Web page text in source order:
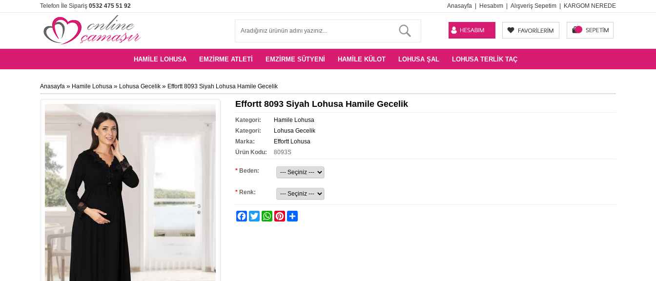
Telefon İle Sipariş 0532 475 51 92 Anasayfa Hesabım Alışveriş Sepetim KARGOM NEREDE
HAMILE LOHUSA EMZIRME ATLETI EMZIRME SÜTYENI HAMILE KÜLOT LOHUSA ŞAL LOHUSA TERLIK TAÇ
Anasayfa » Hamile Lohusa » Lohusa Gecelik » Effortt 8093 Siyah Lohusa Hamile Gecelik
Effortt 8093 Siyah Lohusa Hamile Gecelik
Kategori:
Hamile Lohusa
Kategori:
Lohusa Gecelik
Marka:
Effortt Lohusa
Ürün Kodu:
8093S
* Beden:
* Renk:
FacebookTwitterWhatsAppPinterest